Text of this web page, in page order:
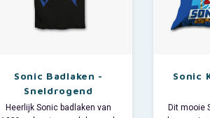
Sonic Badlaken -
Sneldrogend
Heerlijk Sonic badlaken van
Sonic
Dit mooie